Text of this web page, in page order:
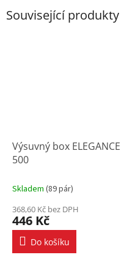
Související produkty
Výsuvný box ELEGANCE
500
Skladem (89 pár)
368,60 Kč bez DPH
446 Kč
Do košíku